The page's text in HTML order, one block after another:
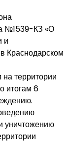
№1539-КЗ «О
и
Краснодарском
на территории
итогам 6
уничтожению